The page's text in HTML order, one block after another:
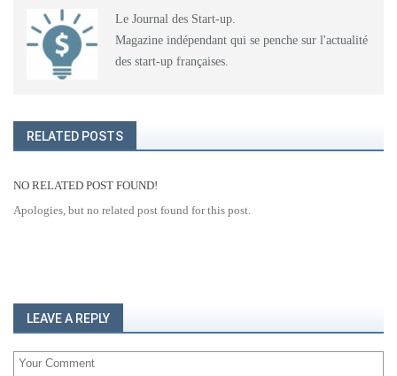
Le Journal des Start-up.
Magazine indépendant qui se penche sur l'actualité
des start-up françaises.
RELATED POSTS
NO RELATED POST FOUND!
Apologies, but no related post found for this post.
LEAVE A REPLY